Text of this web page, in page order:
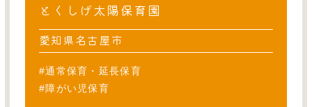
とくしげ太陽保育園
愛知県名古屋市
#通常保育・延長保育
#障がい児保育